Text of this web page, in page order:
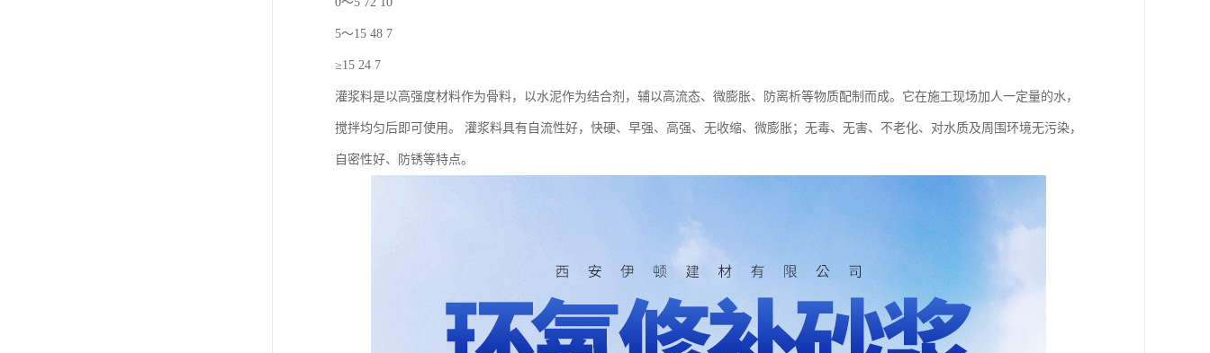
5～15 48 7
≥15 24 7
灌浆料是以高强度材料作为骨料，以水泥作为结合剂，辅以高流态、微膨胀、防离析等物质配制而成。它在施工现场加人一定量的水，
搅拌均匀后即可使用。 灌浆料具有自流性好，快硬、早强、高强、无收缩、微膨胀；无毒、无害、不老化、对水质及周围环境无污染，
自密性好、防锈等特点。